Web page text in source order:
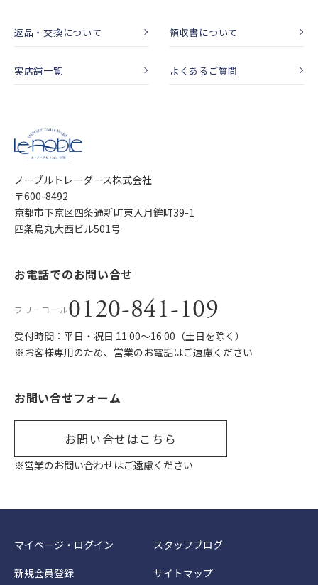
返品・交換について 領収書について
実店舗一覧 よくあるご質問
ノーブルトレーダース株式会社
〒600-8492
京都市下京区四条通新町東入月鉾町39-1
四条烏丸大西ビル501号
お電話でのお問い合せ
フリーコール0120-841-109
受付時間：平日・祝日 11:00〜16:00（土日を除く）
※お客様専用のため、営業のお電話はご遠慮ください
お問い合せフォーム
お問い合せはこちら
※営業のお問い合わせはご遠慮ください
マイページ・ログイン
新規会員登録
スタッフブログ
サイトマップ